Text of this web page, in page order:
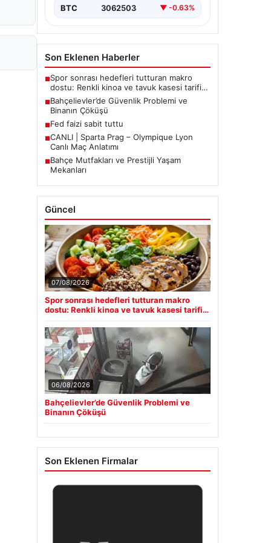
BTC 3062503 ▼ -0.63%
Son Eklenen Haberler
■Spor sonrası hedefleri tutturan makro
dostu: Renkli kinoa ve tavuk kasesi tarifi…
■Bahçelievler’de Güvenlik Problemi ve
Binanın Çöküşü
■Fed faizi sabit tuttu
■CANLI | Sparta Prag – Olympique Lyon
Canlı Maç Anlatımı
■Bahçe Mutfakları ve Prestijli Yaşam
Mekanları
Güncel
07/08/2026
Spor sonrası hedefleri tutturan makro
dostu: Renkli kinoa ve tavuk kasesi tarifi…
06/08/2026
Bahçelievler’de Güvenlik Problemi ve
Binanın Çöküşü
Son Eklenen Firmalar